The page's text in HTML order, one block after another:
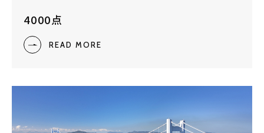
4000点
READ MORE